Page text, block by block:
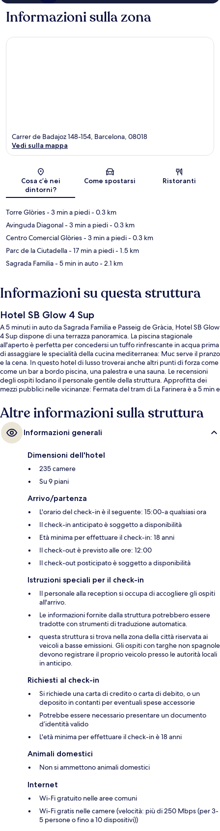
Informazioni sulla zona
Mappa
Carrer de Badajoz 148-154, Barcelona, 08018
Vedi sulla mappa
Cosa c’è nei
dintorni?
Come spostarsi Ristoranti
Torre Glòries- 3 min a piedi- 0.3 km
Avinguda Diagonal- 3 min a piedi- 0.3 km
Centro Comercial Glòries- 3 min a piedi- 0.3 km
Parc de la Ciutadella- 17 min a piedi- 1.5 km
Sagrada Familia- 5 min in auto- 2.1 km
Informazioni su questa struttura
Hotel SB Glow 4 Sup
A 5 minuti in auto da Sagrada Familia e Passeig de Gràcia, Hotel SB Glow
4 Sup dispone di una terrazza panoramica. La piscina stagionale
all'aperto è perfetta per concedersi un tuffo rinfrescante in acqua prima
di assaggiare le specialità della cucina mediterranea: Muc serve il pranzo
e la cena. In questo hotel di lusso troverai anche altri punti di forza come
come un bar a bordo piscina, una palestra e una sauna. Le recensioni
degli ospiti lodano il personale gentile della struttura. Approfitta dei
mezzi pubblici nelle vicinanze: Fermata del tram di La Farinera è a 5 min e
Altre informazioni sulla struttura
Informazioni generali
Dimensioni dell'hotel
235 camere
Su 9 piani
Arrivo/partenza
L'orario del check-in è il seguente: 15:00-a qualsiasi ora
Il check-in anticipato è soggetto a disponibilità
Età minima per effettuare il check-in: 18 anni
Il check-out è previsto alle ore: 12:00
Il check-out posticipato è soggetto a disponibilità
Istruzioni speciali per il check-in
Il personale alla reception si occupa di accogliere gli ospiti
all'arrivo.
Le informazioni fornite dalla struttura potrebbero essere
tradotte con strumenti di traduzione automatica.
questa struttura si trova nella zona della città riservata ai
veicoli a basse emissioni. Gli ospiti con targhe non spagnole
devono registrare il proprio veicolo presso le autorità locali
in anticipo.
Richiesti al check-in
Si richiede una carta di credito o carta di debito, o un
deposito in contanti per eventuali spese accessorie
Potrebbe essere necessario presentare un documento
d’identità valido
L'età minima per effettuare il check-in è 18 anni
Animali domestici
Non si ammettono animali domestici
Internet
Wi-Fi gratuito nelle aree comuni
Wi-Fi gratis nelle camere (velocità: più di 250 Mbps (per 3-
5 persone o fino a 10 dispositivi))